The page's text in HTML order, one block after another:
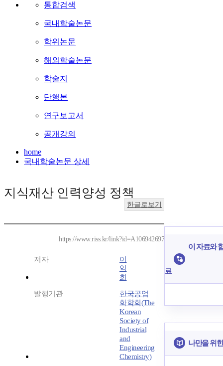
통합검색
국내학술논문
학위논문
해외학술논문
학술지
단행본
연구보고서
공개강의
home
국내학술논문 상세
지식재산 인력양성 정책
한글로보기
https://www.riss.kr/link?id=A106942697
저자
이
익
희
발행기관
한국공업
화학회(The
Korean
Society of
Industrial
and
Engineering
Chemistry)
이 자료와
료
나만을 위